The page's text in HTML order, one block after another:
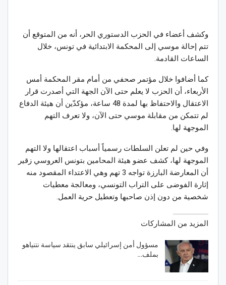
وكشف أعضاء في الحزب الدستوري الحر، أنه من المتوقع أن
تتم إحالة موسي إلى المحكمة الابتدائية في تونس، خلال
الساعات القادمة.
كما أضافوا خلال مؤتمر صحفي من أمام مقر المحكمة أمس
الأربعاء، أن الحزب لا يعلم حتى الآن الجهة التي أصدرت قرار
الاعتقال والاحتفاظ بها لمدة 48 ساعة، مؤكدّين أن هيئة الدفاع
لم تتمكن من مقابلة موسي حتى الآن، ولا تعرف التهم
الموجهة لها.
وفي حين لم تعلن السلطات رسمياً أسباب اعتقالها ولا التهم
الموجهة لها، كشف عضو هيئة المحامين بتونس العروسي زقير
أن المعارضة البارزة تواجه 3 تهم وهي الاعتداء المقصود منه
إثارة الفوضى على التراب التونسي، ومعالجة معطيات
شخصية من دون إذن صاحبها وتعطيل حرية العمل.
المزيد من المشاركات
مسؤول أمن إسرائيلي سابق ينتقد سياسة نتنياهو
بملف…